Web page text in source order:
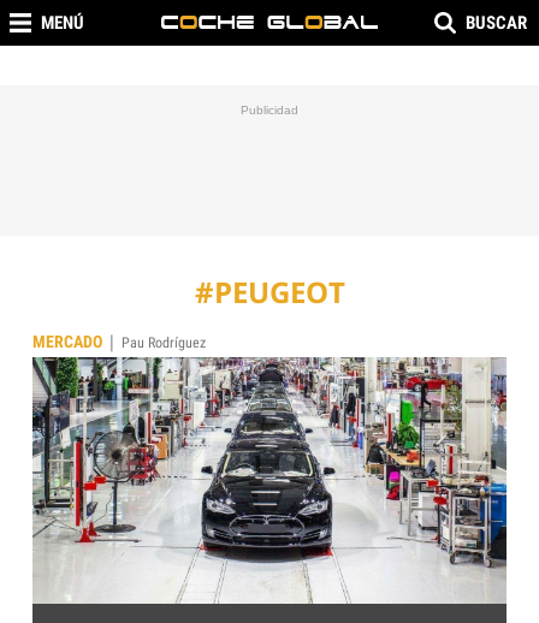
MENÚ BUSCAR
#PEUGEOT
MERCADO | Pau Rodríguez